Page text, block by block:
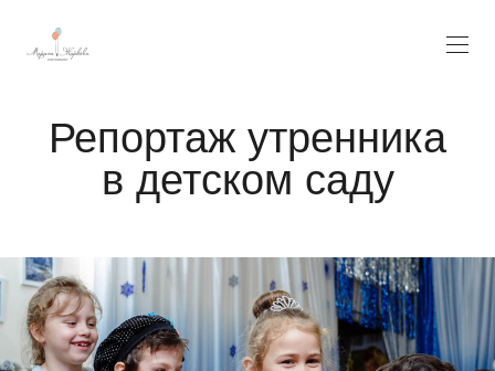
Репортаж утренника
в детском саду